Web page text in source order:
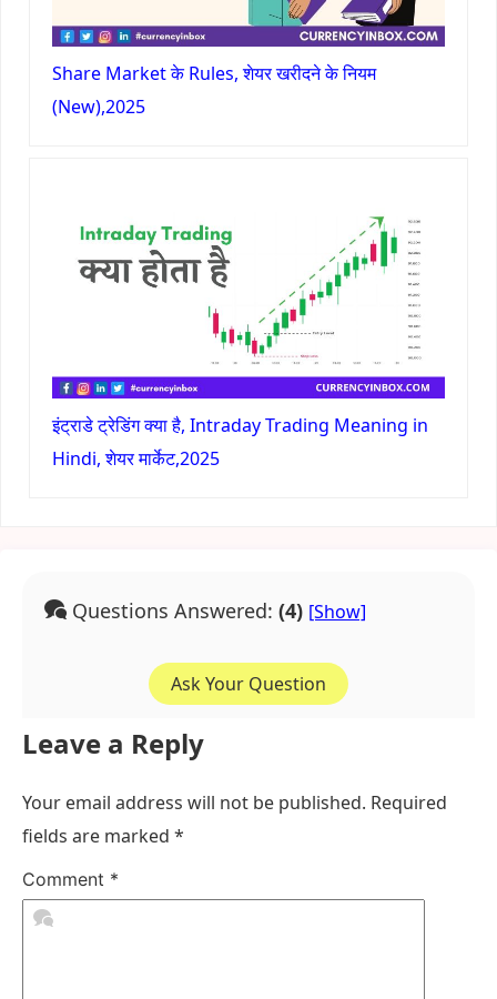
Share Market के Rules, शेयर खरीदने के नियम
(New),2025
इंट्राडे ट्रेडिंग क्या है, Intraday Trading Meaning in
Hindi, शेयर मार्केट,2025
Questions Answered: (4)
Ask Your Question
Leave a Reply
Your email address will not be published. Required
fields are marked *
Comment *